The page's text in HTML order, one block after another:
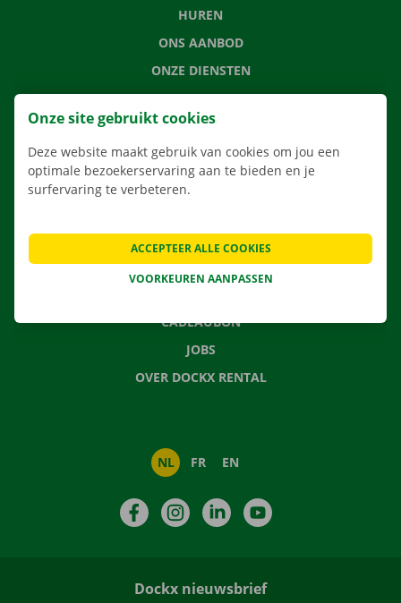
HUREN
ONS AANBOD
ONZE DIENSTEN
LOCATIES
APP
VERHUISOPLOSSINGEN
CONTACTEER ONS
VEELGESTELDE VRAGEN
CADEAUBON
JOBS
OVER DOCKX RENTAL
NL FR EN
FacebookInstagramLinkedIn
Dockx nieuwsbrief
Onze site gebruikt cookies
Deze website maakt gebruik van cookies om jou een
optimale bezoekerservaring aan te bieden en je
surfervaring te verbeteren.
VOORKEUREN AANPASSEN
ACCEPTEER ALLE COOKIES